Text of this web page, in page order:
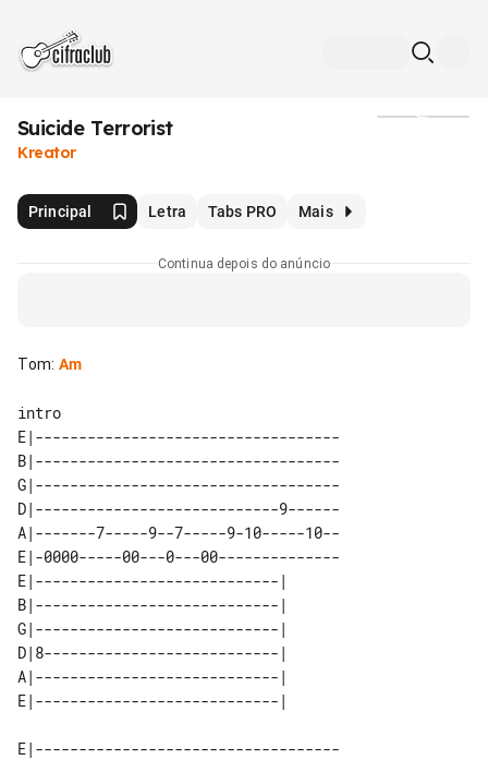
Suicide Terrorist
Kreator
Principal Letra Tabs PRO Mais
Continua depois do anúncio
Tom: Am
intro
E|-----------------------------------
B|-----------------------------------
G|-----------------------------------
D|----------------------------9------
A|-------7-----9--7-----9-10-----10--
E|-0000-----00---0---00--------------
E|----------------------------|
B|----------------------------|
G|----------------------------|
D|8---------------------------|
A|----------------------------|
E|-----------------------------------